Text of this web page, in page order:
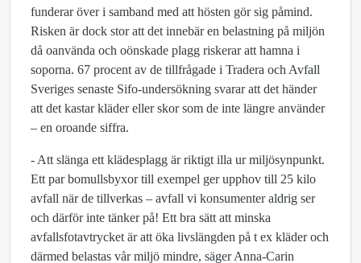
funderar över i samband med att hösten gör sig påmind.
Risken är dock stor att det innebär en belastning på miljön
då oanvända och oönskade plagg riskerar att hamna i
soporna. 67 procent av de tillfrågade i Tradera och Avfall
Sveriges senaste Sifo-undersökning svarar att det händer
att det kastar kläder eller skor som de inte längre använder
– en oroande siffra.
- Att slänga ett klädesplagg är riktigt illa ur miljösynpunkt.
Ett par bomullsbyxor till exempel ger upphov till 25 kilo
avfall när de tillverkas – avfall vi konsumenter aldrig ser
och därför inte tänker på! Ett bra sätt att minska
avfallsfotavtrycket är att öka livslängden på t ex kläder och
därmed belastas vår miljö mindre, säger Anna-Carin